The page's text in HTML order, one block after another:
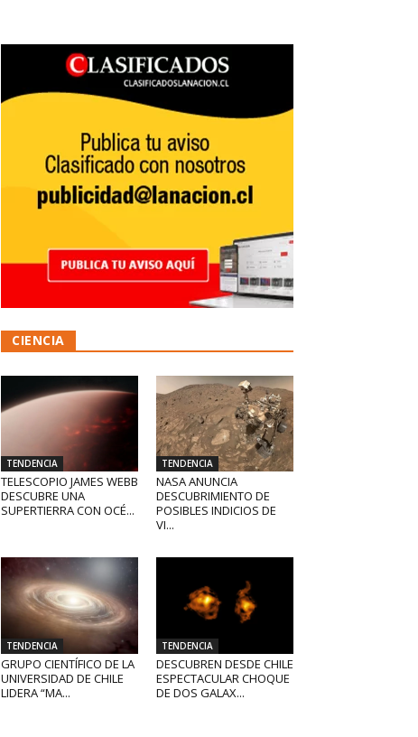
CIENCIA
TENDENCIA
TELESCOPIO JAMES WEBB
DESCUBRE UNA
SUPERTIERRA CON OCÉ...
TENDENCIA
NASA ANUNCIA
DESCUBRIMIENTO DE
POSIBLES INDICIOS DE
VI...
TENDENCIA
GRUPO CIENTÍFICO DE LA
UNIVERSIDAD DE CHILE
LIDERA “MA...
TENDENCIA
DESCUBREN DESDE CHILE
ESPECTACULAR CHOQUE
DE DOS GALAX...